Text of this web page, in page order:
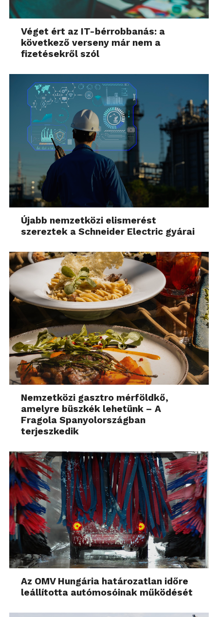
Véget ért az IT-bérrobbanás: a
következő verseny már nem a
fizetésekről szól
Újabb nemzetközi elismerést
szereztek a Schneider Electric gyárai
Nemzetközi gasztro mérföldkő,
amelyre büszkék lehetünk – A
Fragola Spanyolországban
terjeszkedik
Az OMV Hungária határozatlan időre
leállította autómosóinak működését